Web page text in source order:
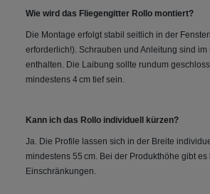
Wie wird das Fliegengitter Rollo montiert?
Die Montage erfolgt stabil seitlich in der
erforderlich!). Schrauben und Anleitung sind im
enthalten. Die Laibung sollte rundum
mindestens 4 cm tief sein.
Kann ich das Rollo individuell kürzen?
Ja. Die Profile lassen sich in der Breite
mindestens 55 cm. Bei der Produkthöhe gibt es
Einschränkungen.